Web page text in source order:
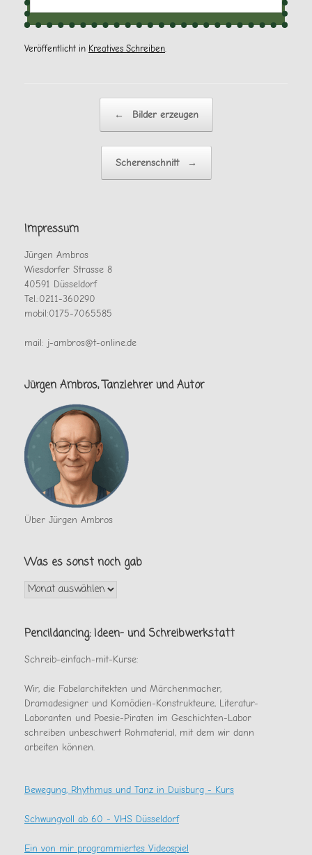
Veröffentlicht in Kreatives Schreiben
← Bilder erzeugen
Scherenschnitt →
Impressum
Jürgen Ambros
Wiesdorfer Strasse 8
40591 Düsseldorf
Tel.:0211-360290
mobil:0175-7065585
mail: j-ambros@t-online.de
Jürgen Ambros, Tanzlehrer und Autor
Über Jürgen Ambros
Was es sonst noch gab
Was
es
noch
Pencildancing: Ideen- und Schreibwerkstatt
Schreib-einfach-mit-Kurse:
Wir, die Fabelarchitekten und Märchenmacher,
Dramadesigner und Komödien-Konstrukteure, Literatur-
Laboranten und Poesie-Piraten im Geschichten-Labor
schreiben unbeschwert Rohmaterial, mit dem wir dann
arbeiten können.
Bewegung, Rhythmus und Tanz in Duisburg - Kurs
Schwungvoll ab 60 - VHS Düsseldorf
Ein von mir programmiertes Videospiel